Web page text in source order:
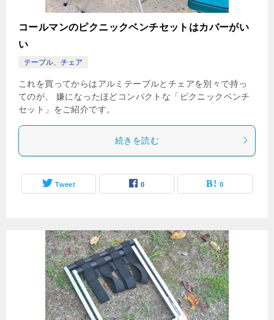
コールマンのピクニックベンチセットはカバーがい
い
テーブル、チェア
これを買ってからはアルミテーブルとチェアを別々で持っ
てのが、 嫌になったほどコンパクトな「ピクニックベンチ
セット」をご紹介です。
続きを読む
Tweet 0 0